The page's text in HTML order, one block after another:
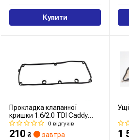
Купити
Прокладка клапанної
кришки 1.6/2.0 TDI Caddy
10-/T5 09-
0 відгуків
210 ₴ завтра 1